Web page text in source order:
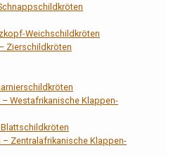
Weichschildkröten
Zierschildkröten
Westafrikanische Klappen-
Zentralafrikanische Klappen-